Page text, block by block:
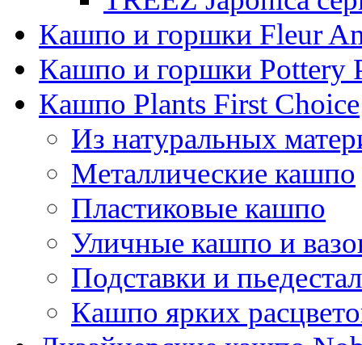
Кашпо и горшки Fleur
Кашпо и горшки Pottery
Кашпо Plants First Choice
Из натуральных
Металлические кашпо
Пластиковые кашпо
Уличные кашпо и
Подставки и
Кашпо ярких